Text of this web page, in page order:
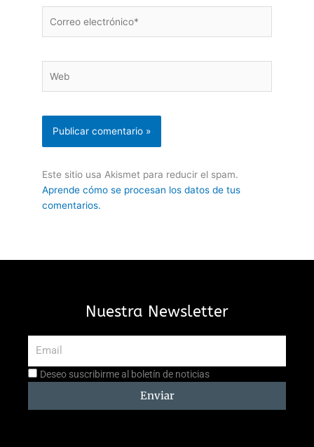
electrónico*
Este sitio usa Akismet para reducir el spam.
Aprende cómo se procesan los datos de tus
comentarios.
Nuestra Newsletter
Aceptación
Deseo suscribirme al boletín de noticias
Enviar